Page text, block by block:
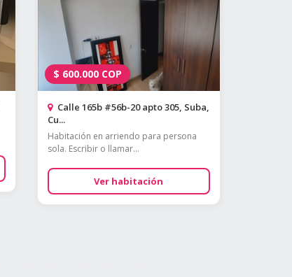
$ 600.000 COP
Calle 165b #56b-20 apto 305, Suba,
Cu...
Habitación en arriendo para persona
sola. Escribir o llamar...
Ver habitación